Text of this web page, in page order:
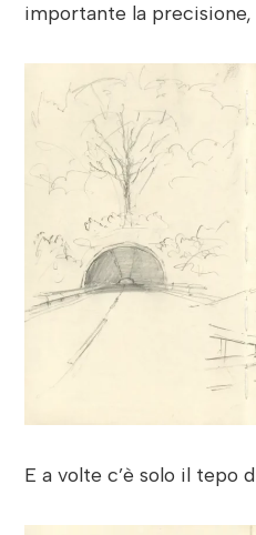
importante la precisione,
E a volte c’è solo il tepo